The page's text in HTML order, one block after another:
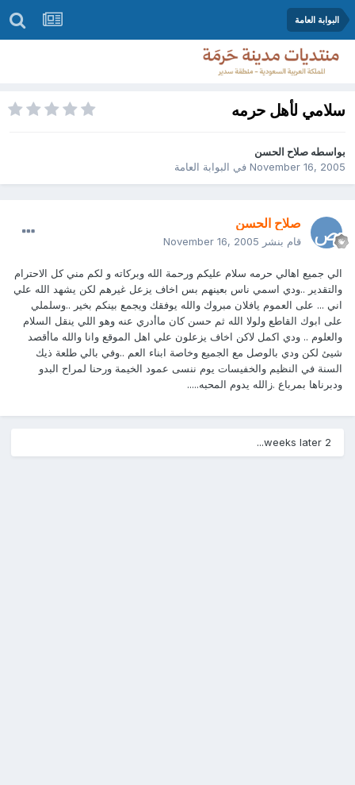
البوابة العامة
سلامي لأهل حرمه
بواسطه صلاح الحسن
November 16, 2005في البوابة العامة
صلاح الحسن
قام بنشر November 16, 2005
الي جميع اهالي حرمه سلام عليكم ورحمة الله وبركاته و لكم مني كل الاحترام
والتقدير ..ودي اسمي ناس بعينهم بس اخاف يزعل غيرهم لكن يشهد الله علي
اني ... على العموم يافلان مبروك والله يوفقك ويجمع بينكم بخير ..وسلملي
على ابوك القاطع ولولا الله ثم حسن كان ماأدري عنه وهو اللي ينقل السلام
والعلوم .. ودي اكمل لاكن اخاف يزعلون علي اهل الموقع وانا والله ماأقصد
شيئ لكن ودي بالوصل مع الجميع وخاصة ابناء العم ..وفي بالي طلعة ذيك
السنة في النظيم والخفيسات يوم ننسى عمود الخيمة ورحنا لمراح البدو
ودبرناها بمرباع .زالله يدوم المحبه.....
2 weeks later...